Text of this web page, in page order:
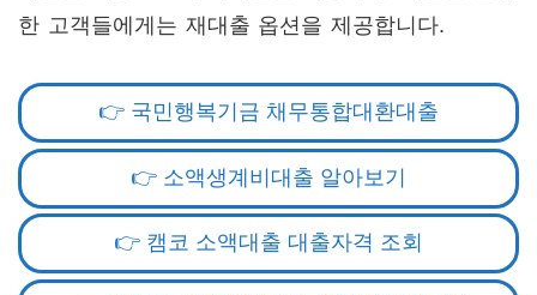
한 고객들에게는 재대출 옵션을 제공합니다.
👉 국민행복기금 채무통합대환대출
👉 소액생계비대출 알아보기
👉 캠코 소액대출 대출자격 조회